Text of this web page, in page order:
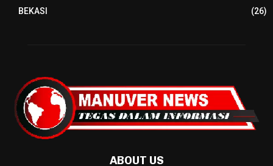
BEKASI
(26)
ABOUT US